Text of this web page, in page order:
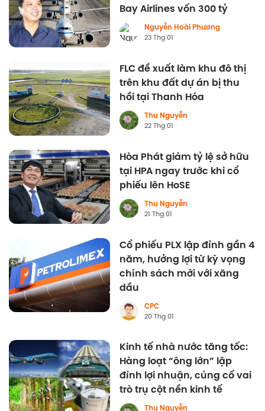
Bay Airlines vốn 300 tỷ
Nguyễn Hoài Phương
23 Thg 01
FLC đề xuất làm khu đô thị
trên khu đất dự án bị thu
hồi tại Thanh Hóa
Thu Nguyễn
22 Thg 01
Hòa Phát giảm tỷ lệ sở hữu
tại HPA ngay trước khi cổ
phiếu lên HoSE
Thu Nguyễn
21 Thg 01
Cổ phiếu PLX lập đỉnh gần 4
năm, hưởng lợi từ kỳ vọng
chính sách mới với xăng
dầu
CPC
20 Thg 01
Kinh tế nhà nước tăng tốc:
Hàng loạt “ông lớn” lập
đỉnh lợi nhuận, củng cố vai
trò trụ cột nền kinh tế
Thu Nguyễn